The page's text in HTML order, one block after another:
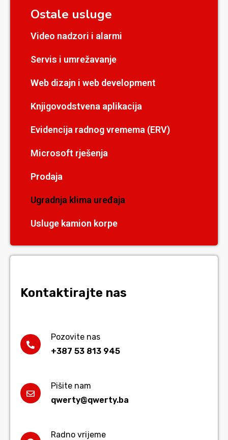
Ostale usluge
Video nadzori i alarmi
Servis i umrežavanje
Web dizajn i web development
Knjigovodstvena aplikacija
Evidencija radnog vremema (ERV)
Microsoft rješenja
Prodaja
Ugradnja klima uređaja
Usluge kamion korpe
Kontaktirajte nas
Pozovite nas
+387 53 813 945
Pišite nam
qwerty@qwerty.ba
Radno vrijeme